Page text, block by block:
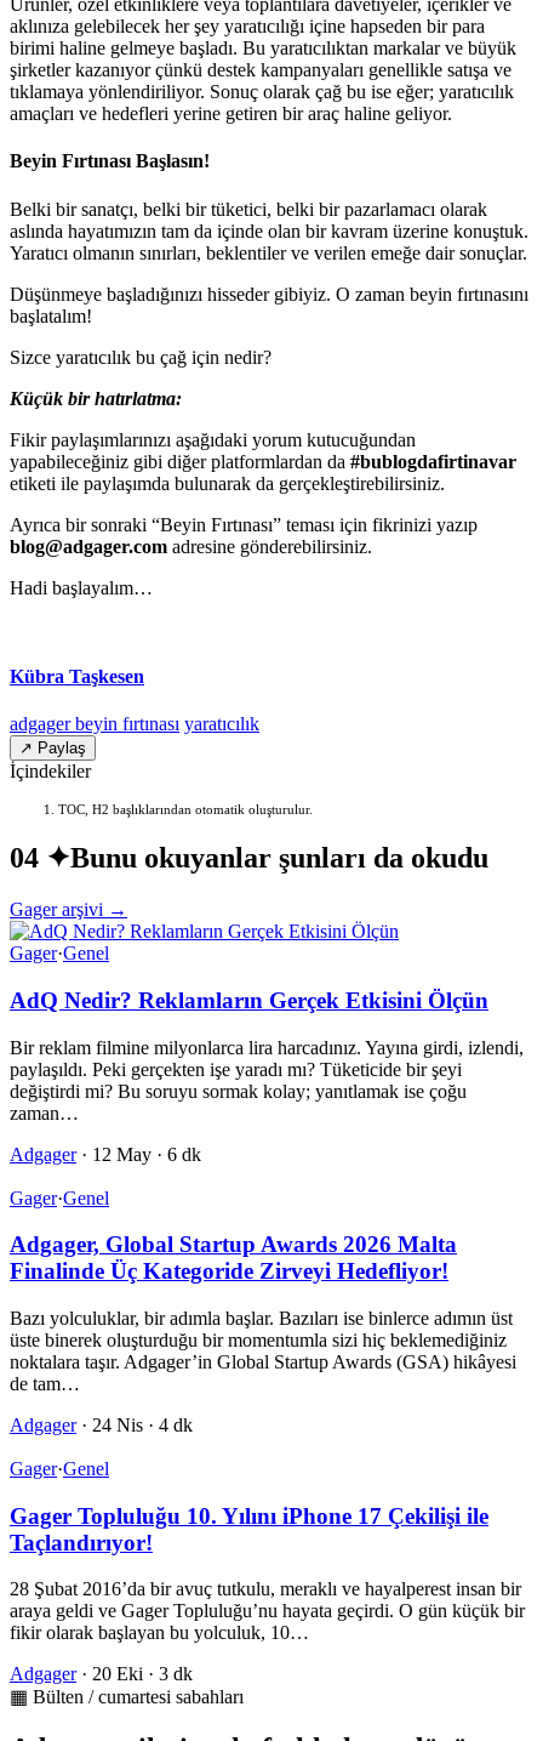
Ürünler, özel etkinliklere veya toplantılara davetiyeler, içerikler ve
aklınıza gelebilecek her şey yaratıcılığı içine hapseden bir para
birimi haline gelmeye başladı. Bu yaratıcılıktan markalar ve büyük
şirketler kazanıyor çünkü destek kampanyaları genellikle satışa ve
tıklamaya yönlendiriliyor. Sonuç olarak çağ bu ise eğer; yaratıcılık
amaçları ve hedefleri yerine getiren bir araç haline geliyor.
Beyin Fırtınası Başlasın!
Belki bir sanatçı, belki bir tüketici, belki bir pazarlamacı olarak
aslında hayatımızın tam da içinde olan bir kavram üzerine konuştuk.
Yaratıcı olmanın sınırları, beklentiler ve verilen emeğe dair sonuçlar.
Düşünmeye başladığınızı hisseder gibiyiz. O zaman beyin fırtınasını
başlatalım!
Sizce yaratıcılık bu çağ için nedir?
Küçük bir hatırlatma:
Fikir paylaşımlarınızı aşağıdaki yorum kutucuğundan
yapabileceğiniz gibi diğer platformlardan da #bublogdafirtinavar
etiketi ile paylaşımda bulunarak da gerçekleştirebilirsiniz.
Ayrıca bir sonraki “Beyin Fırtınası” teması için fikrinizi yazıp
blog@adgager.com adresine gönderebilirsiniz.
Hadi başlayalım…
Kübra Taşkesen
adgager beyin fırtınası yaratıcılık
↗ Paylaş
İçindekiler
TOC, H2 başlıklarından otomatik oluşturulur.
04 ✦Bunu okuyanlar şunları da okudu
Gager arşivi →
Gager·Genel
AdQ Nedir? Reklamların Gerçek Etkisini Ölçün
Bir reklam filmine milyonlarca lira harcadınız. Yayına girdi, izlendi,
paylaşıldı. Peki gerçekten işe yaradı mı? Tüketicide bir şeyi
değiştirdi mi? Bu soruyu sormak kolay; yanıtlamak ise çoğu
zaman…
Adgager · 12 May · 6 dk
Gager·Genel
Adgager, Global Startup Awards 2026 Malta
Finalinde Üç Kategoride Zirveyi Hedefliyor!
Bazı yolculuklar, bir adımla başlar. Bazıları ise binlerce adımın üst
üste binerek oluşturduğu bir momentumla sizi hiç beklemediğiniz
noktalara taşır. Adgager’in Global Startup Awards (GSA) hikâyesi
de tam…
Adgager · 24 Nis · 4 dk
Gager·Genel
Gager Topluluğu 10. Yılını iPhone 17 Çekilişi ile
Taçlandırıyor!
28 Şubat 2016’da bir avuç tutkulu, meraklı ve hayalperest insan bir
araya geldi ve Gager Topluluğu’nu hayata geçirdi. O gün küçük bir
fikir olarak başlayan bu yolculuk, 10…
Adgager · 20 Eki · 3 dk
▦ Bülten / cumartesi sabahları